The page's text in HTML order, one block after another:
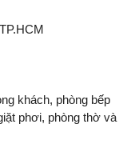
khách, phòng bếp
phơi, phòng thờ và